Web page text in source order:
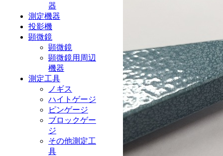
器
測定機器
投影機
顕微鏡
顕微鏡
顕微鏡用周辺
機器
測定工具
ノギス
ハイトゲージ
ピンゲージ
ブロックゲー
ジ
その他測定工
具